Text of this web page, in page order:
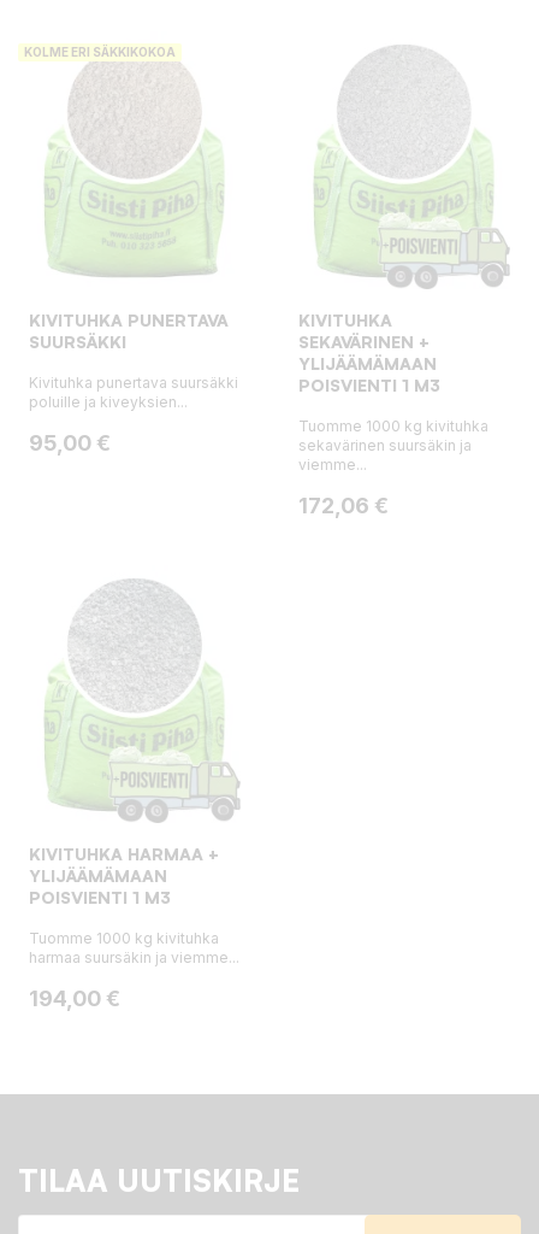
KOLME ERI SÄKKIKOKOA
KIVITUHKA PUNERTAVA
SUURSÄKKI
Kivituhka punertava suursäkki
poluille ja kiveyksien...
Hinta
95,00 €
KIVITUHKA
SEKAVÄRINEN +
YLIJÄÄMÄMAAN
POISVIENTI 1 M3
Tuomme 1000 kg kivituhka
sekavärinen suursäkin ja
viemme...
Hinta
172,06 €
KIVITUHKA HARMAA +
YLIJÄÄMÄMAAN
POISVIENTI 1 M3
Tuomme 1000 kg kivituhka
harmaa suursäkin ja viemme...
Hinta
194,00 €
TILAA UUTISKIRJE